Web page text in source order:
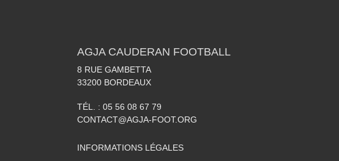
AGJA CAUDERAN FOOTBALL
8 RUE GAMBETTA
33200 BORDEAUX
TÉL. : 05 56 08 67 79
CONTACT@AGJA-FOOT.ORG
INFORMATIONS LÉGALES